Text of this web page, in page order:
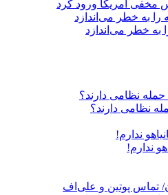
مخفی آمریکا ورود کرد
به خطر می‌اندازد
نظامی دارند؟
ندارم!